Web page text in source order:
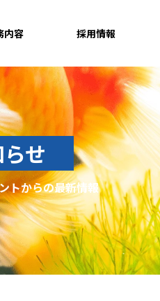
内容 採用情報
せ
トからの最新情報